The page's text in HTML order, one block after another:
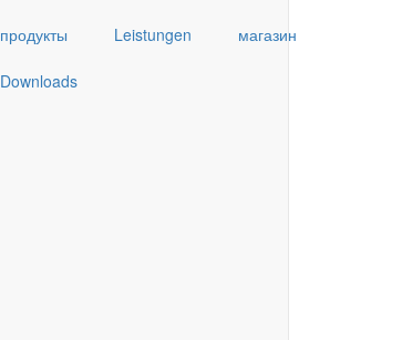
продукты Leistungen магазин
Downloads